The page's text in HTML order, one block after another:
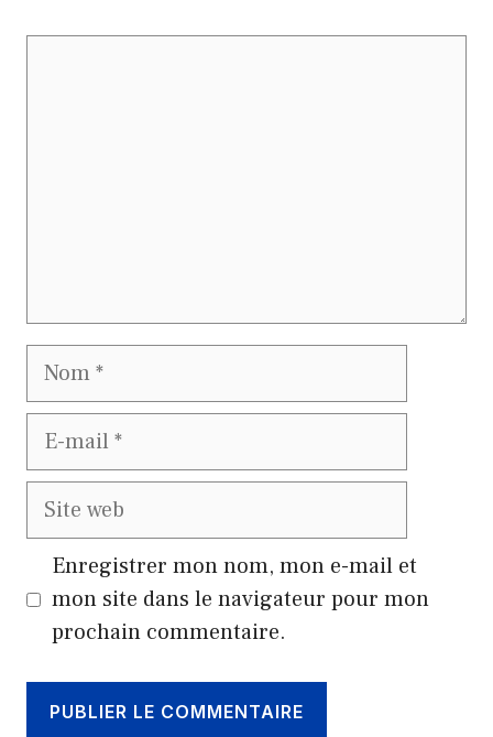
Nom
E-
mail
Site
web
Enregistrer mon nom, mon e-mail et
mon site dans le navigateur pour mon
prochain commentaire.